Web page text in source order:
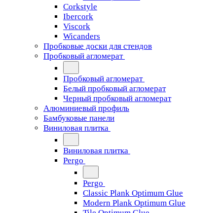
Corkstyle
Ibercork
Viscork
Wicanders
Пробковые доски для стендов
Пробковый агломерат
Пробковый агломерат
Белый пробковый агломерат
Черный пробковый агломерат
Алюминиевый профиль
Бамбуковые панели
Виниловая плитка
Виниловая плитка
Pergo
Pergo
Classic Plank Optimum Glue
Modern Plank Optimum Glue